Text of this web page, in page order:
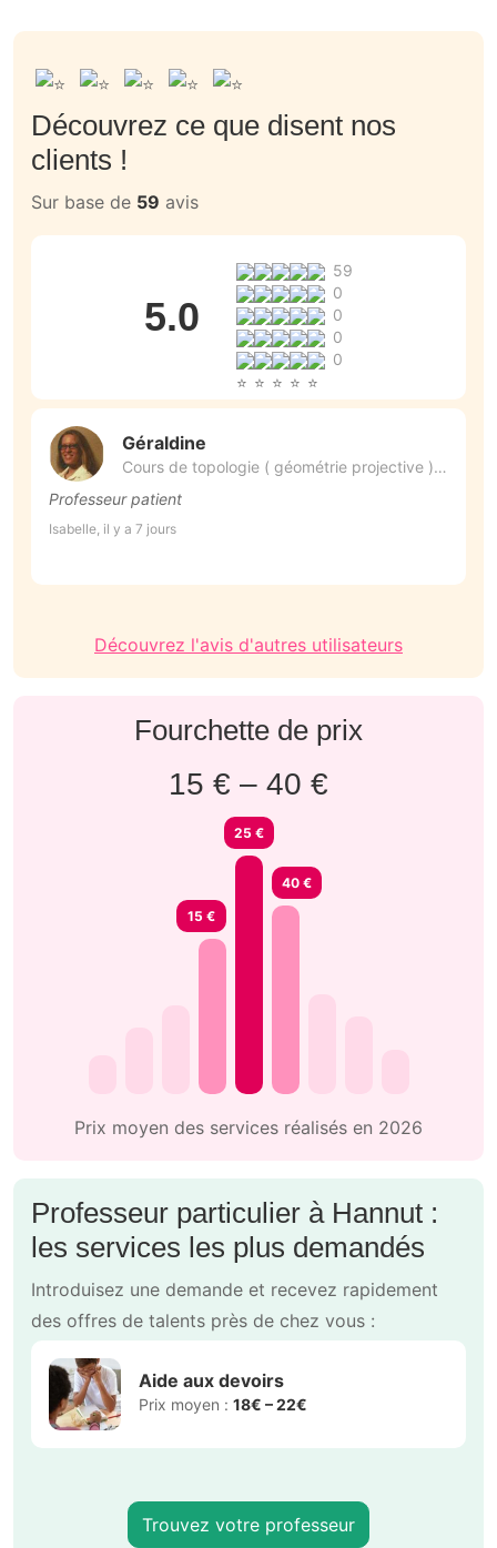
Découvrez ce que disent nos
clients !
Sur base de 59 avis
5.0
59
0
0
0
0
Géraldine
Cours de topologie ( géométrie projective )
(58)
Professeur patient
Isabelle, il y a 7 jours
Découvrez l'avis d'autres utilisateurs
Fourchette de prix
15 € – 40 €
15 €
25 €
40 €
Prix moyen des services réalisés en 2026
Professeur particulier à Hannut :
les services les plus demandés
Introduisez une demande et recevez rapidement
des offres de talents près de chez vous :
Aide aux devoirs
Prix moyen : 18€ – 22€
Trouvez votre professeur